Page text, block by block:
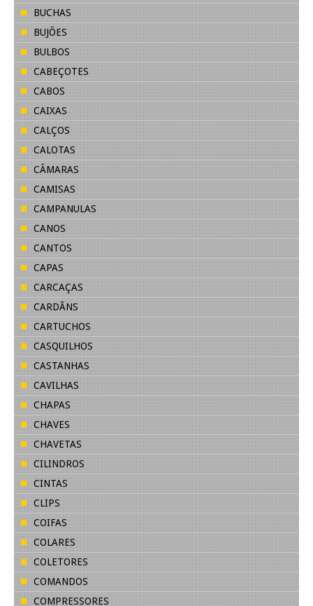
BUCHAS
BUJÕES
BULBOS
CABEÇOTES
CABOS
CAIXAS
CALÇOS
CALOTAS
CÂMARAS
CAMISAS
CAMPANULAS
CANOS
CANTOS
CAPAS
CARCAÇAS
CARDÃNS
CARTUCHOS
CASQUILHOS
CASTANHAS
CAVILHAS
CHAPAS
CHAVES
CHAVETAS
CILINDROS
CINTAS
CLIPS
COIFAS
COLARES
COLETORES
COMANDOS
COMPRESSORES